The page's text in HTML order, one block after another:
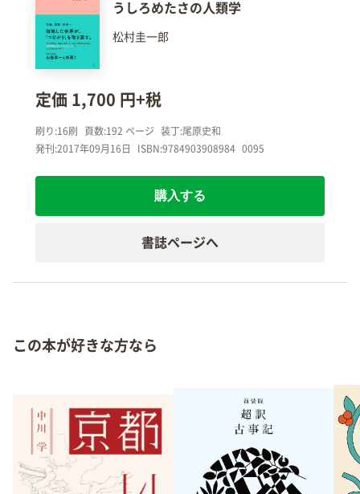
うしろめたさの人類学
松村圭一郎
定価 1,700 円+税
刷り:16刷 頁数:192 ページ
装丁:尾原史和
発刊:2017年09月16日
ISBN:9784903908984 0095
購入する
書誌ページへ
この本が好きな方なら